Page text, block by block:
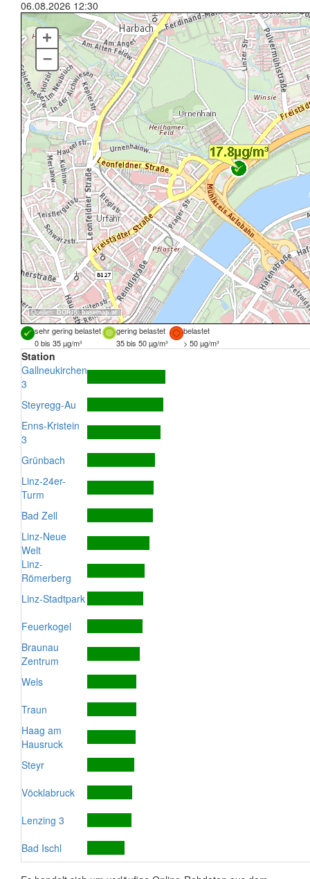
06.08.2026 12:30
Quellen: DORIS,basemap.at
+
–
sehr gering belastet gering belastet
belastet
0 bis 35 µg/m³
35 bis 50 µg/m³ > 50 µg/m³
Station
Gallneukirchen
3
Steyregg-Au
Enns-Kristein
3
Grünbach
Linz-24er-
Turm
Bad Zell
Linz-Neue
Welt
Linz-
Römerberg
Linz-Stadtpark
Feuerkogel
Braunau
Zentrum
Wels
Traun
Haag am
Hausruck
Steyr
Vöcklabruck
Lenzing 3
Bad Ischl